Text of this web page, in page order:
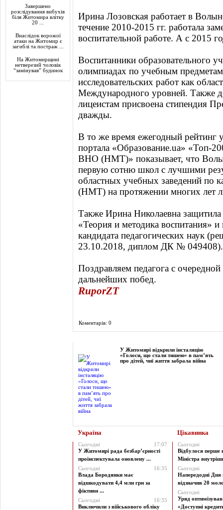
Завершено
розслідування вибухів
біля Житомира влітку
20 ...
Внаслідок ворожої
атаки на Житомир є
загиблі та постраж ...
На Житомирщині
нетверезий чоловік
“замінував” будинок
Ирина Лозовская работает в
течение 2010-2015 гг. работала
воспитательной работе. А с 2015
Воспитанники образовательного
олимпиадах по учебным
исследовательских работ как
Международного уровней. Также
лицеистам присвоена стипендия
дважды.
В то же время ежегодный рейтинг
портала «Образование.ua» «Топ-
ВНО (НМТ)» показывает, что
первую сотню школ с лучшими
областных учебных заведений по
(НМТ) на протяжении многих лет
Также Ирина Николаевна
«Теория и методика воспитания»
кандидата педагогических наук
23.10.2018, диплом ДК № 049408).
Поздравляем педагога с
дальнейших побед.
RuporZT
Коментарів: 0
У Житомирі відкрили інсталяцію
«Голоси, що стали тишею» в пам’ять
про дітей, чиї життя забрала війна
Україна Цікавинка
Сьогодні
17:07
У Житомирі рада безбар’єрності
проінспектувала оновлену ...
Сьогодні
16:35
Влада Бородянки має
відшкодувати 4,4 млн грн за
фіктивн ...
Сьогодні
16:35
Виключили з військового обліку
Сьогодні
Відбулося перше
Міністра
Сьогодні
Напередодні Дня
відзначив 20
Сьогодні
Уряд
«Доступні